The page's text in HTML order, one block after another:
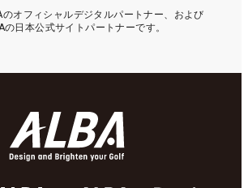
オフィシャルデジタルパートナー、および
の日本公式サイトパートナーです。